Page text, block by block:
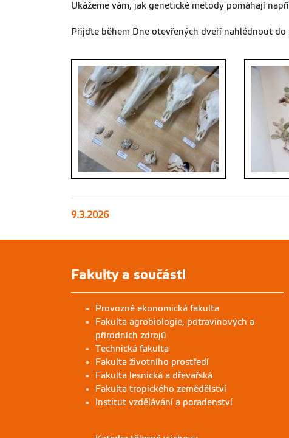
Ukážeme vám, jak genetické metody pomáhají
Přijďte během Dne otevřených dveří nahlédnout
9.3.2026
Fakulty a součásti
Provozně ekonomická fakulta
Fakulta agrobiologie, potravinových a
přírodních zdrojů
Technická fakulta
Fakulta životního prostředí
Fakulta lesnická a dřevařská
Fakulta tropického zemědělství
Institut vzdělávání a poradenství